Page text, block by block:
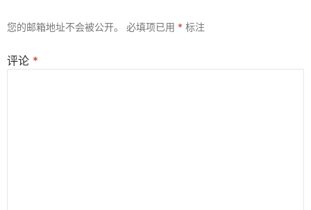
您的邮箱地址不会被公开。 必填项已用 * 标注
评论 *